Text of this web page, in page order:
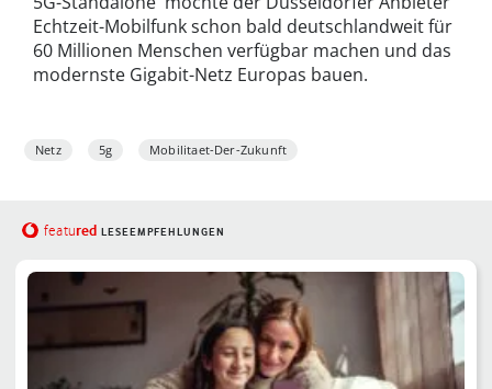
Echtzeit-Mobilfunk schon bald deutschlandweit für
60 Millionen Menschen verfügbar machen und das
modernste Gigabit-Netz Europas bauen.
Netz 5g Mobilitaet-Der-Zukunft
featured LESEEMPFEHLUNGEN